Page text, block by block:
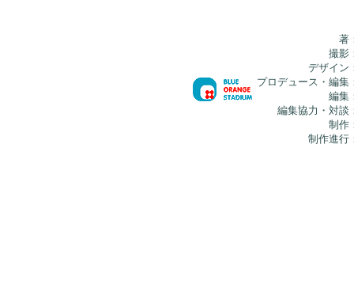
著
撮影
デザイン
プロデュース・編集
編集
編集協力・対談
制作
制作進行